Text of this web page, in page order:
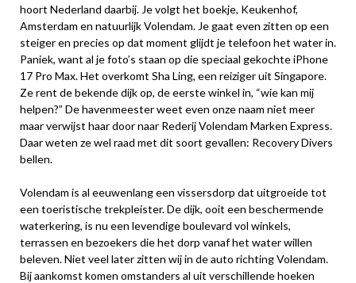
hoort Nederland daarbij. Je volgt het boekje, Keukenhof,
Amsterdam en natuurlijk Volendam. Je gaat even zitten op een
steiger en precies op dat moment glijdt je telefoon het water in.
Paniek, want al je foto’s staan op die speciaal gekochte iPhone
17 Pro Max. Het overkomt Sha Ling, een reiziger uit Singapore.
Ze rent de bekende dijk op, de eerste winkel in, “wie kan mij
helpen?” De havenmeester weet even onze naam niet meer
maar verwijst haar door naar Rederij Volendam Marken Express.
Daar weten ze wel raad met dit soort gevallen: Recovery Divers
bellen.
Volendam is al eeuwenlang een vissersdorp dat uitgroeide tot
een toeristische trekpleister. De dijk, ooit een beschermende
waterkering, is nu een levendige boulevard vol winkels,
terrassen en bezoekers die het dorp vanaf het water willen
beleven. Niet veel later zitten wij in de auto richting Volendam.
Bij aankomst komen omstanders al uit verschillende hoeken